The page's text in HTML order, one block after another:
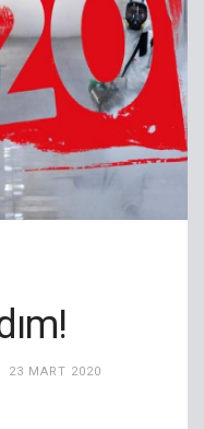
23 MART 2020